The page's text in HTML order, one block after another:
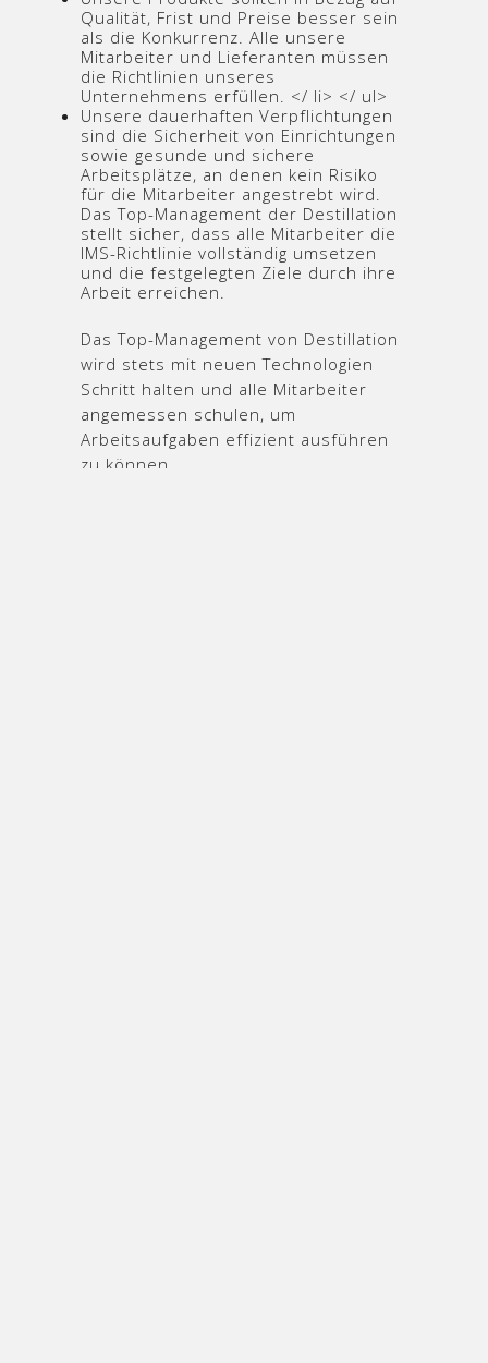
Qualität, Frist und Preise besser sein
als die Konkurrenz. Alle unsere
Mitarbeiter und Lieferanten müssen
die Richtlinien unseres
Unternehmens erfüllen. </ li> </ ul>
Unsere dauerhaften Verpflichtungen
sind die Sicherheit von Einrichtungen
sowie gesunde und sichere
Arbeitsplätze, an denen kein Risiko
für die Mitarbeiter angestrebt wird.
Das Top-Management der Destillation
stellt sicher, dass alle Mitarbeiter die
IMS-Richtlinie vollständig umsetzen
und die festgelegten Ziele durch ihre
Arbeit erreichen.
Das Top-Management von Destillation
wird stets mit neuen Technologien
Schritt halten und alle Mitarbeiter
angemessen schulen, um
Arbeitsaufgaben effizient ausführen
zu können.